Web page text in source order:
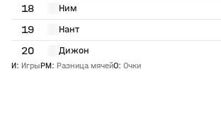
18
Ним
19
Нант
20
Дижон
И: ИгрыРМ: Разница мячейО: Очки